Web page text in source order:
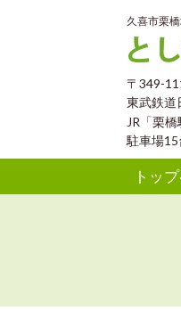
久喜市栗
〒349-
東武鉄道
JR「栗
駐車場
トッ